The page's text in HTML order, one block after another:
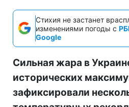
Стихия не застанет
изменениями погоды с
Google
Сильная жара в
исторических
зафиксировали